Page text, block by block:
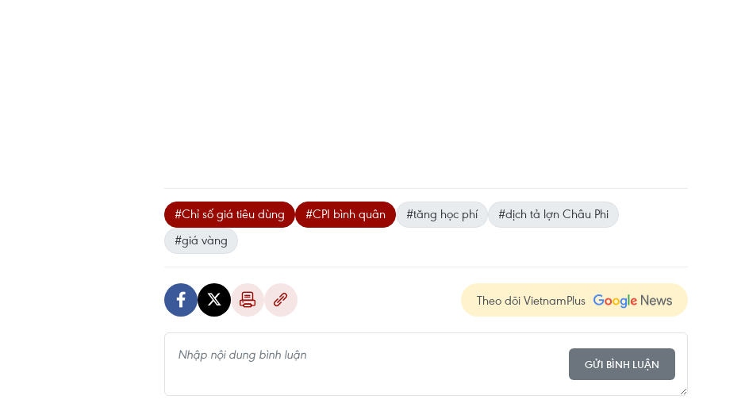
#Chỉ số giá tiêu dùng #CPI bình quân #tăng học phí
#dịch tả lợn Châu Phi
#giá vàng
Theo dõi VietnamPlus
GỬI BÌNH LUẬN